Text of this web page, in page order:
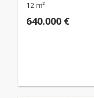
12 m²
640.000 €